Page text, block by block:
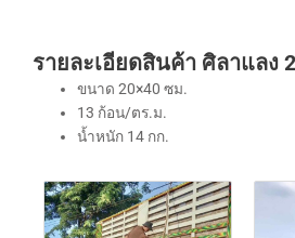
รายละเอียดสินค้า ศิลาแลง
ขนาด 20×40 ซม.
13 ก้อน/ตร.ม.
น้ำหนัก 14 กก.